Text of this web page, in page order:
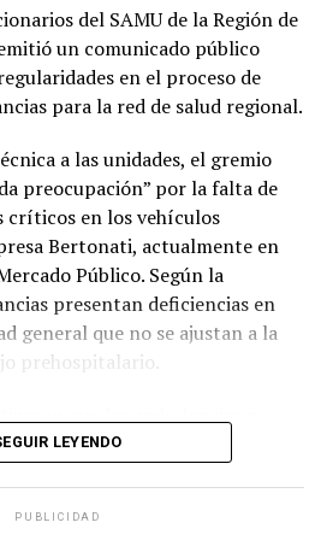
del SAMU de la Región de
un comunicado público
en el proceso de
para la red de salud regional.
a las unidades, el gremio
preocupación” por la falta de
críticos en los vehículos
Bertonati, actualmente en
Público. Según la
presentan deficiencias en
general que no se ajustan a la
prehospitalario.
transporte, sino unidades de
LEYENDO
PUBLICIDAD